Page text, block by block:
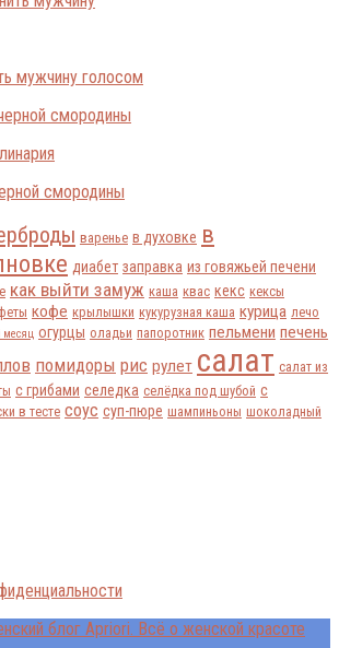
мужчину голосом
смородины
варенье в духовке в
диабет заправка из говяжьей печени
как выйти замуж каша квас кекс кексы
кофе крылышки кукурузная каша курица лечо
месяц огурцы оладьи папоротник пельмени печень
помидоры рис рулет салат салат из
с грибами селедка селёдка под шубой с
в тесте соус суп-пюре шампиньоны шоколадный
блог Apriori. Всё о женской красоте